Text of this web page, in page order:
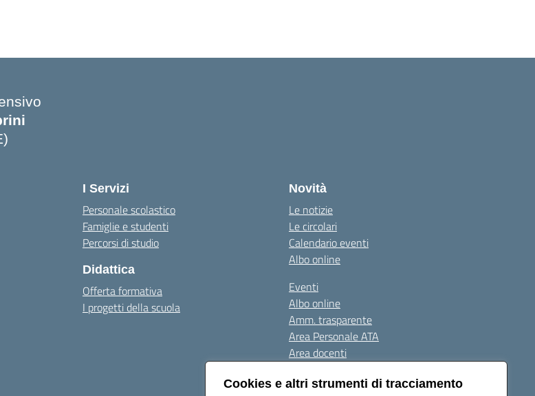
Cookies e altri strumenti di tracciamento
I Servizi
Personale scolastico
Famiglie e studenti
Percorsi di studio
Didattica
Offerta formativa
I progetti della scuola
Novità
Le notizie
Le circolari
Calendario eventi
Albo online
Eventi
Albo online
Amm. trasparente
Area Personale ATA
Area docenti